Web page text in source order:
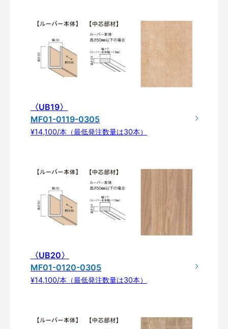
〈UB19〉
MF01-0119-0305
¥14,100/本（最低発注数量は30本）
〈UB20〉
MF01-0120-0305
¥14,100/本（最低発注数量は30本）